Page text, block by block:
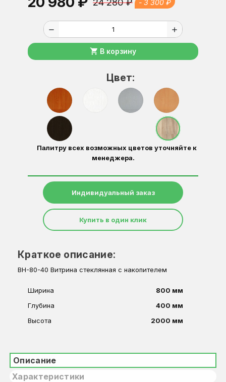
- 3 300 ₽
remove add
shopping_cart В корзину
Цвет:
Палитру всех возможных цветов уточняйте к
менеджера.
Индивидуальный заказ
Купить в один клик
Краткое описание:
ВН-80-40 Витрина стеклянная с накопителем
Ширина
800 мм
Глубина
400 мм
Высота
2000 мм
Описание
Характеристики